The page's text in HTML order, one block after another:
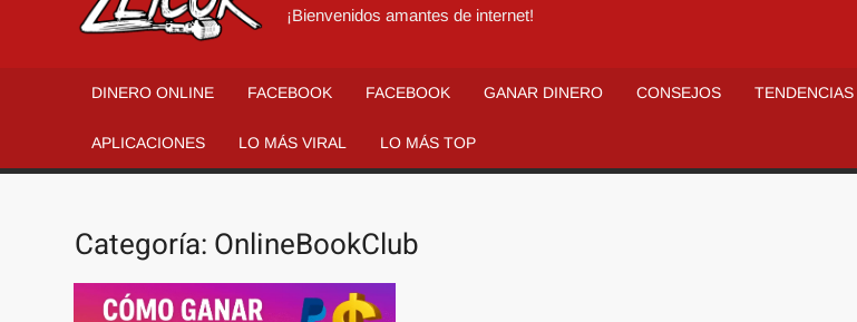
¡Bienvenidos amantes de internet!
DINERO ONLINE FACEBOOK FACEBOOK GANAR DINERO CONSEJOS TENDENCIAS
APLICACIONES LO MÁS VIRAL LO MÁS TOP
Categoría: OnlineBookClub